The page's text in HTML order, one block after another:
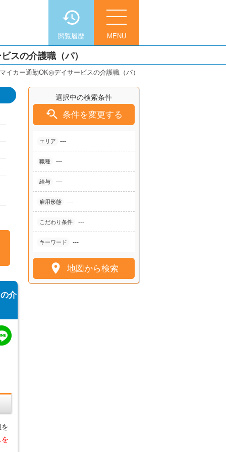
MENU
閲覧履歴
の介護職（パ）
カー通勤OK◎デイサービスの介護職（パ）
選択中の検索条件
 条件を変更する
エリア ---
職種 ---
給与 ---
雇用形態 ---
こだわり条件 ---
キーワード ---
 地図から検索
介